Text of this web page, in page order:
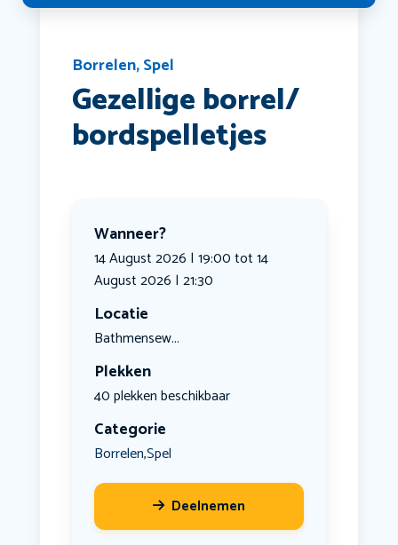
Borrelen,Spel
Gezellige borrel/
bordspelletjes
Wanneer?
14 August 2026 | 19:00 tot 14
August 2026 | 21:30
Locatie
Bathmensew...
Plekken
40 plekken beschikbaar
Categorie
Borrelen,Spel
Deelnemen